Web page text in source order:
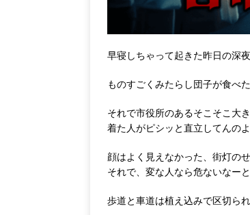
早寝しちゃって起きた昨日の深夜
ものすごくみたらし団子が食べ
それで市役所のあるそこそこ大
着た人がピシッと直立してんのよ
顔はよく見えなかった、街灯の
それで、変な人なら危ないなー
歩道と車道は植え込みで区切ら